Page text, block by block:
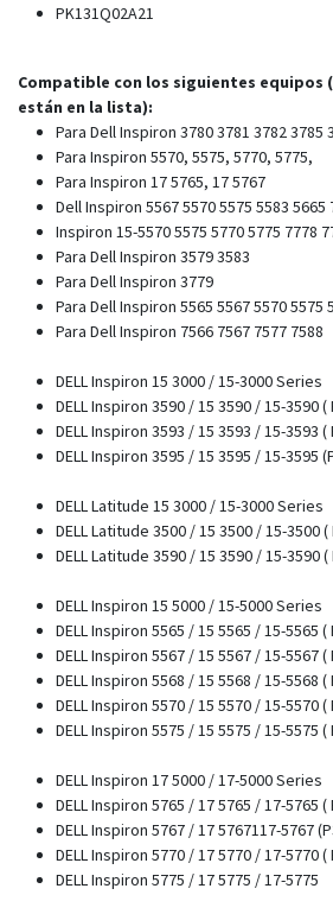
PK131Q02A21
Compatible con los siguientes equipos
están en la lista):
Para Dell Inspiron 3780 3781 3782 3785
Para Inspiron 5570, 5575, 5770, 5775,
Para Inspiron 17 5765, 17 5767
Dell Inspiron 5567 5570 5575 5583 5665
Inspiron 15-5570 5575 5770 5775 7778
Para Dell Inspiron 3579 3583
Para Dell Inspiron 3779
Para Dell Inspiron 5565 5567 5570 5575
Para Dell Inspiron 7566 7567 7577 7588
DELL Inspiron 15 3000 / 15-3000 Series
DELL Inspiron 3590 / 15 3590 / 15-3590 (
DELL Inspiron 3593 / 15 3593 / 15-3593 (
DELL Inspiron 3595 / 15 3595 / 15-3595
DELL Latitude 15 3000 / 15-3000 Series
DELL Latitude 3500 / 15 3500 / 15-3500 (
DELL Latitude 3590 / 15 3590 / 15-3590 (
DELL Inspiron 15 5000 / 15-5000 Series
DELL Inspiron 5565 / 15 5565 / 15-5565 (
DELL Inspiron 5567 / 15 5567 / 15-5567 (
DELL Inspiron 5568 / 15 5568 / 15-5568 (
DELL Inspiron 5570 / 15 5570 / 15-5570 (
DELL Inspiron 5575 / 15 5575 / 15-5575 (
DELL Inspiron 17 5000 / 17-5000 Series
DELL Inspiron 5765 / 17 5765 / 17-5765 (
DELL Inspiron 5767 / 17 5767117-5767
DELL Inspiron 5770 / 17 5770 / 17-5770 (
DELL Inspiron 5775 / 17 5775 / 17-5775